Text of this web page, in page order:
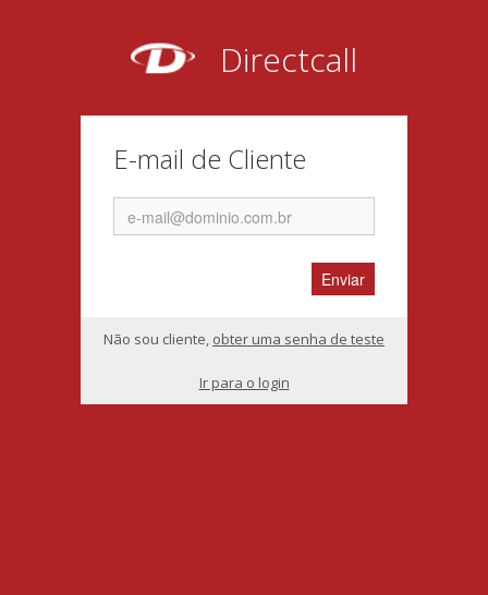
Directcall
E-mail de Cliente
Não sou cliente, obter uma senha de teste
Ir para o login